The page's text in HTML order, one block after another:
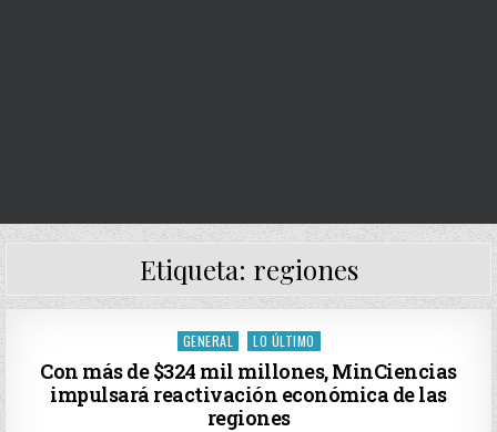
Etiqueta: regiones
Posted
in
GENERAL LO ÚLTIMO
Con más de $324 mil millones, MinCiencias
impulsará reactivación económica de las
regiones